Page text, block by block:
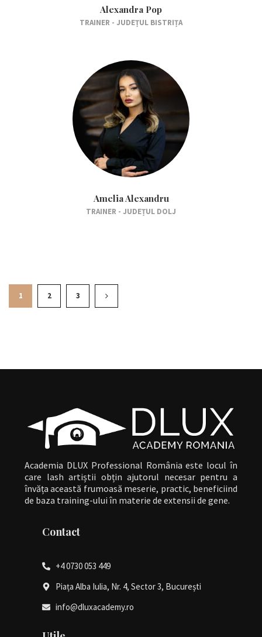
Alexandra Pop
TRAINER - JUDEȚUL BISTRIȚA
Amelia Alexandru
TRAINER - JUDEȚUL DOLJ
1 2 3
Academia DLUX Professional România este locul în
care lash artiștii obțin ajutorul necesar pentru a
învăța această frumoasă meserie, practic, beneficiind
de baza training-ului în materie de extensii de gene.
Contact
+4 0730 053 449
Piața Alba Iulia, Nr. 4, Sector 3, București
info@dluxacademy.ro